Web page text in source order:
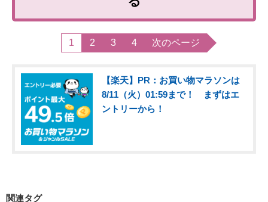
1 2 3 4 次のページ
【楽天】PR：お買い物マラソンは
8/11（火）01:59まで！ まずはエ
ントリーから！
関連タグ